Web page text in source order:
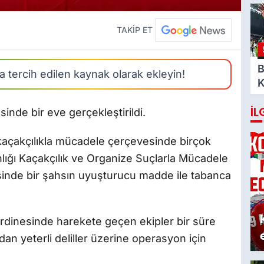
TAKİP ET
tercih edilen kaynak olarak ekleyin!
bir eve gerçekleştirildi.
mücadele çerçevesinde birçok
Kaçakçılık ve Organize Suçlarla Mücadele
bir şahsın uyuşturucu madde ile tabanca
harekete geçen ekipler bir süre
yeterli deliller üzerine operasyon için